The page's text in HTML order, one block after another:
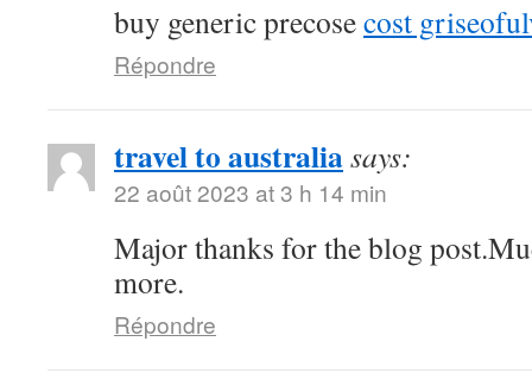
buy generic precosecost
Répondre
travel to australiasays:
22 août 2023 at 3 h 14 min
Major thanks for the blog
more.
Répondre